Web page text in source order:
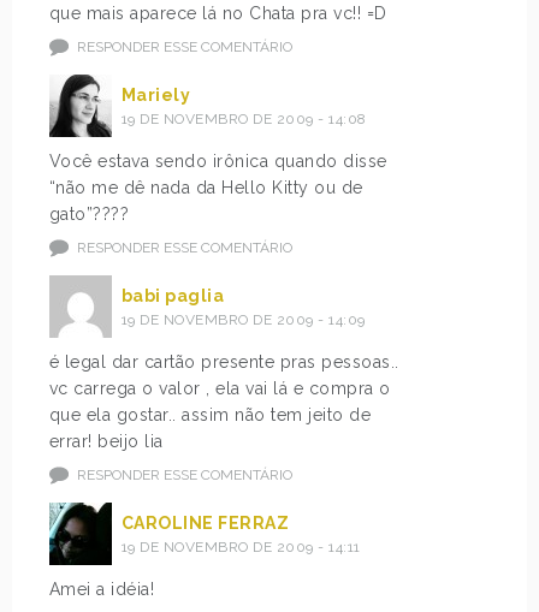
que mais aparece lá no Chata pra vc!! =D
RESPONDER ESSE COMENTÁRIO
Mariely
19 DE NOVEMBRO DE 2009 - 14:08
Você estava sendo irônica quando disse
“não me dê nada da Hello Kitty ou de
gato”????
RESPONDER ESSE COMENTÁRIO
babi paglia
19 DE NOVEMBRO DE 2009 - 14:09
é legal dar cartão presente pras pessoas..
vc carrega o valor , ela vai lá e compra o
que ela gostar.. assim não tem jeito de
errar! beijo lia
RESPONDER ESSE COMENTÁRIO
CAROLINE FERRAZ
19 DE NOVEMBRO DE 2009 - 14:11
Amei a idéia!